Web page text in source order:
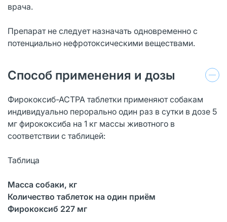
врача.
Препарат не следует назначать одновременно с
потенциально нефротоксическими веществами.
Способ применения и дозы
Фирококсиб-АСТРА таблетки применяют собакам
индивидуально перорально один раз в сутки в дозе 5
мг фирококсиба на 1 кг массы животного в
соответствии с таблицей:
Таблица
Масса собаки, кг
Количество таблеток на один приём
Фирококсиб 227 мг